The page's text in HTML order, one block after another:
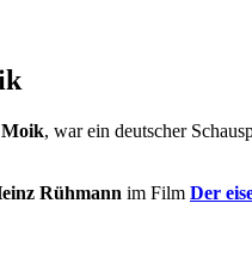
, war ein deutscher
Rühmann im Film Der